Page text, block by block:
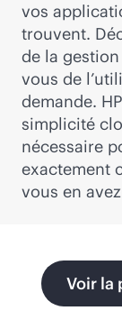
vos
trouvent.
de la
vous de
demande.
simplicité
nécessaire
exactement
vous en
Voir la